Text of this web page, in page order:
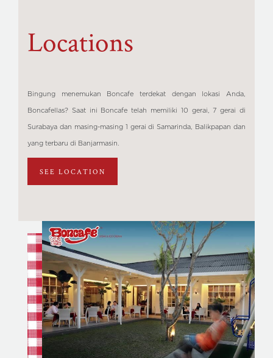
Locations
Bingung menemukan Boncafe terdekat dengan lokasi Anda,
Boncafellas? Saat ini Boncafe telah memiliki 10 gerai, 7 gerai di
Surabaya dan masing-masing 1 gerai di Samarinda, Balikpapan dan
yang terbaru di Banjarmasin.
SEE LOCATION